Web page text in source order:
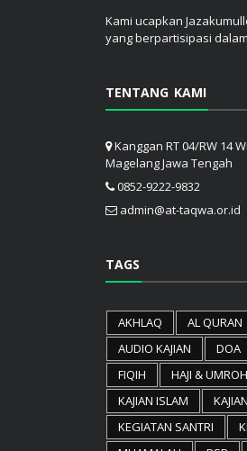
Kami ucapkan
yang berpartisipasi
TENTANG KAMI
Kanggan RT 04/RW 14
Magelang Jawa Tengah
0852-9222-9832
admin@at-taqwa.or.id
TAGS
AKHLAQ AL QURAN
AUDIO KAJIAN
DOA
FIQIH
HAJI & UMROH
KAJIAN ISLAM
KEGIATAN SANTRI